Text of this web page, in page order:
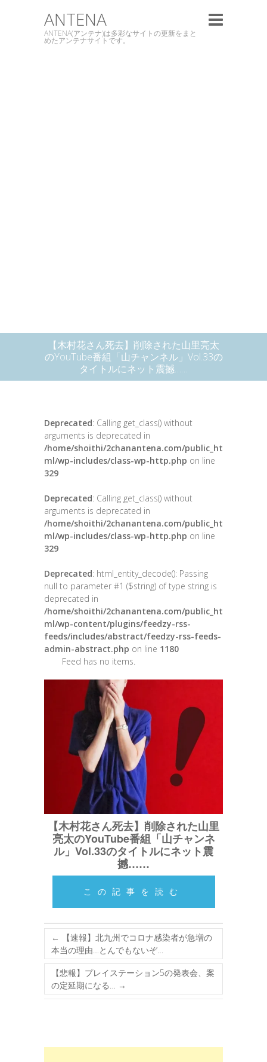
ANTENA
ANTENA(アンテナ)は多彩なサイトの更新をまと
めたアンテナサイトです。
【木村花さん死去】削除された山里亮太
のYouTube番組「山チャンネル」Vol.33の
タイトルにネット震撼……
Deprecated: Calling get_class() without
arguments is deprecated in
/home/shoithi/2chanantena.com/public_ht
ml/wp-includes/class-wp-http.php on line
329
Deprecated: Calling get_class() without
arguments is deprecated in
/home/shoithi/2chanantena.com/public_ht
ml/wp-includes/class-wp-http.php on line
329
Deprecated: html_entity_decode(): Passing
null to parameter #1 ($string) of type string is
deprecated in
/home/shoithi/2chanantena.com/public_ht
ml/wp-content/plugins/feedzy-rss-
feeds/includes/abstract/feedzy-rss-feeds-
admin-abstract.php on line 1180
Feed has no items.
【木村花さん死去】削除された山里
亮太のYouTube番組「山チャンネ
ル」Vol.33のタイトルにネット震
撼……
この記事を読む
←
【速報】北九州でコロナ感染者が急増の
本当の理由…とんでもないぞ…
【悲報】プレイステーション5の発表会、案
の定延期になる… →